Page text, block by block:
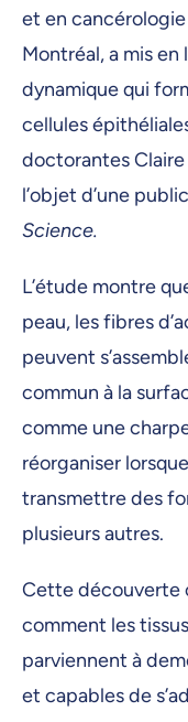
et en cancérologie
Montréal, a mis
dynamique qui
cellules
doctorantes
l’objet d’une
Science.
L’étude montre
peau, les fibres
peuvent
commun à la
comme une
réorganiser
transmettre des
plusieurs autres.
Cette découverte
comment les
parviennent à
et capables de